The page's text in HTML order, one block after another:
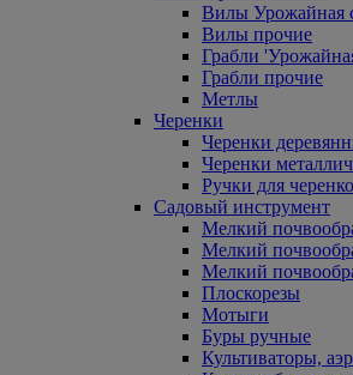
Вилы Урожайная
Вилы прочие
Грабли
Грабли прочие
Метлы
Черенки
Черенки
Черенки
Ручки для
Садовый инструмент
Мелкий
Мелкий
Мелкий
Плоскорезы
Мотыги
Буры ручные
Культиваторы,